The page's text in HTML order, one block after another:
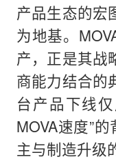
产品生态的宏
为地基。
产，正是其战
商能力结合的
台产品下线
MOVA速度”
主与制造升级